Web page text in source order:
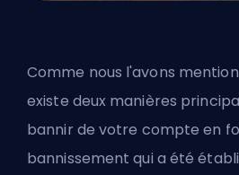
Comme nous l'avons
existe deux manières
bannir de votre compte en
bannissement qui a été